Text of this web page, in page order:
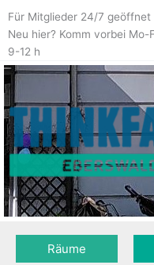
Für Mitglieder 24/7 geöffnet
Neu hier? Komm vorbei Mo-
9-12 h
Räume